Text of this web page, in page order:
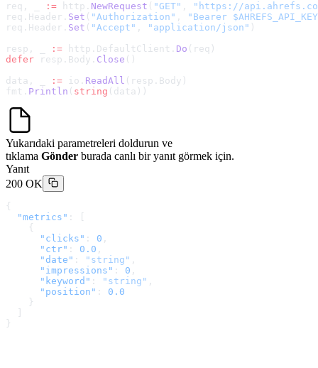
req, _ := http. NewRequest ( "GET" , " https://
req.Header. Set ( "Authorization" ,
"Bearer
req.Header. Set ( "Accept" , "application/json" )
resp, _
:= http.DefaultClient. Do (req)
defer resp.Body. Close ()
data, _
:= io. ReadAll (resp.Body)
fmt. Println ( string (data))
Yukarıdaki parametreleri doldurun ve
tıklama Gönder burada canlı bir yanıt görmek için.
Yanıt
200 OK
{
  "metrics"
: [
    {
      "clicks"
: 0 ,
      "ctr"
: 0.0 ,
      "date"
: "string" ,
      "impressions"
: 0 ,
      "keyword"
: "string" ,
      "position"
: 0.0
    }
}